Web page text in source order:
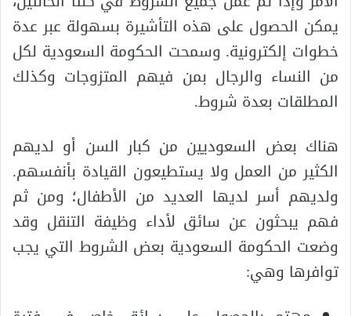
يمكن الحصول على هذه التأشيرة بسهولة عبر عدة
خطوات إلكترونية. وسمحت الحكومة السعودية لكل
من النساء والرجال بمن فيهم المتزوجات وكذلك
المطلقات بعدة شروط.
هناك بعض السعوديين من كبار السن أو لديهم
الكثير من العمل ولا يستطيعون القيادة بأنفسهم.
ولديهم أسر لديها العديد من الأطفال؛ ومن ثم
فهم يبحثون عن سائق لأداء وظيفة التنقل وقد
وضعت الحكومة السعودية بعض الشروط التي يجب
توافرها وهي: